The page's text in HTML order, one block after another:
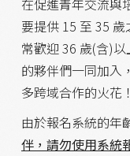
在促進青年交流與
要提供 15 至 35
常歡迎 36 歲(含)
的夥伴們一同加入
多跨域合作的火花！
由於報名系統的年
伴，請勿使用系統